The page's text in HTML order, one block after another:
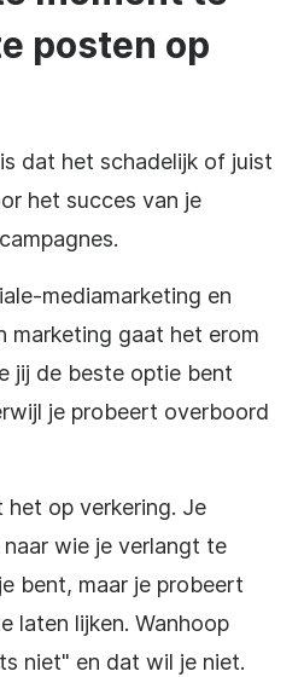
posten op
dat het schadelijk of juist
het succes van je
mediamarketing en
marketing gaat het erom
jij de beste optie bent
je probeert overboord
het op verkering. Je
wie je verlangt te
bent, maar je probeert
laten lijken. Wanhoop
niet" en dat wil je niet.